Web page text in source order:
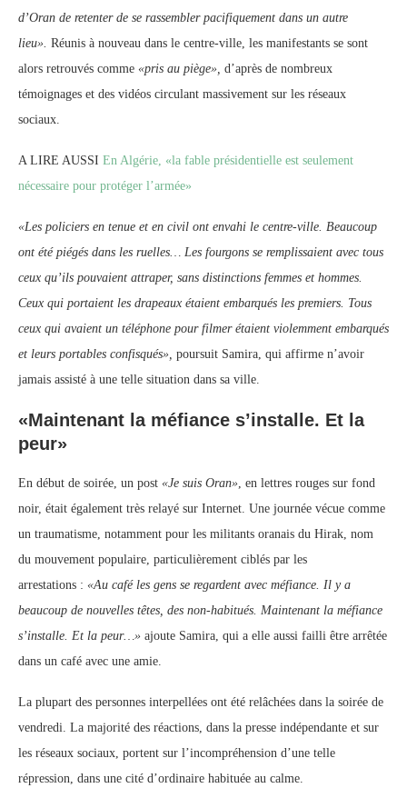
d’Oran de retenter de se rassembler pacifiquement dans un autre
lieu». Réunis à nouveau dans le centre-ville, les manifestants se sont
alors retrouvés comme «pris au piège», d’après de nombreux
témoignages et des vidéos circulant massivement sur les réseaux
sociaux.
A LIRE AUSSI En Algérie, «la fable présidentielle est seulement
nécessaire pour protéger l’armée»
«Les policiers en tenue et en civil ont envahi le centre-ville. Beaucoup
ont été piégés dans les ruelles… Les fourgons se remplissaient avec tous
ceux qu’ils pouvaient attraper, sans distinctions femmes et hommes.
Ceux qui portaient les drapeaux étaient embarqués les premiers. Tous
ceux qui avaient un téléphone pour filmer étaient violemment embarqués
et leurs portables confisqués», poursuit Samira, qui affirme n’avoir
jamais assisté à une telle situation dans sa ville.
«Maintenant la méfiance s’installe. Et la
peur»
En début de soirée, un post «Je suis Oran» , en lettres rouges sur fond
noir, était également très relayé sur Internet. Une journée vécue comme
un traumatisme, notamment pour les militants oranais du Hirak, nom
du mouvement populaire, particulièrement ciblés par les
arrestations : «Au café les gens se regardent avec méfiance. Il y a
beaucoup de nouvelles têtes, des non-habitués. Maintenant la méfiance
s’installe. Et la peur…» ajoute Samira, qui a elle aussi failli être arrêtée
dans un café avec une amie.
La plupart des personnes interpellées ont été relâchées dans la soirée de
vendredi. La majorité des réactions, dans la presse indépendante et sur
les réseaux sociaux, portent sur l’incompréhension d’une telle
répression, dans une cité d’ordinaire habituée au calme.